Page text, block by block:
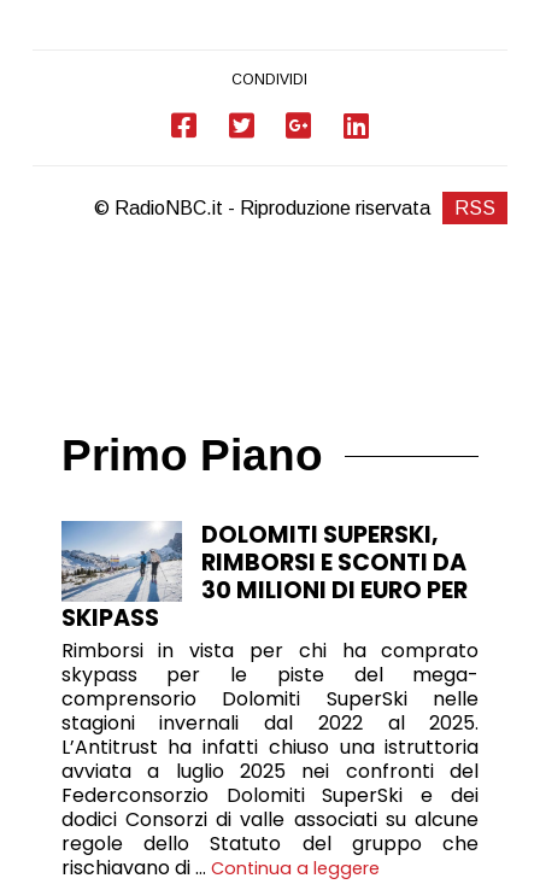
CONDIVIDI
© RadioNBC.it - Riproduzione riservata RSS
Primo Piano
DOLOMITI SUPERSKI,
RIMBORSI E SCONTI DA
30 MILIONI DI EURO PER
SKIPASS
Rimborsi in vista per chi ha comprato
skypass per le piste del mega-
comprensorio Dolomiti SuperSki nelle
stagioni invernali dal 2022 al 2025.
L’Antitrust ha infatti chiuso una istruttoria
avviata a luglio 2025 nei confronti del
Federconsorzio Dolomiti SuperSki e dei
dodici Consorzi di valle associati su alcune
regole dello Statuto del gruppo che
rischiavano di … Continua a leggere